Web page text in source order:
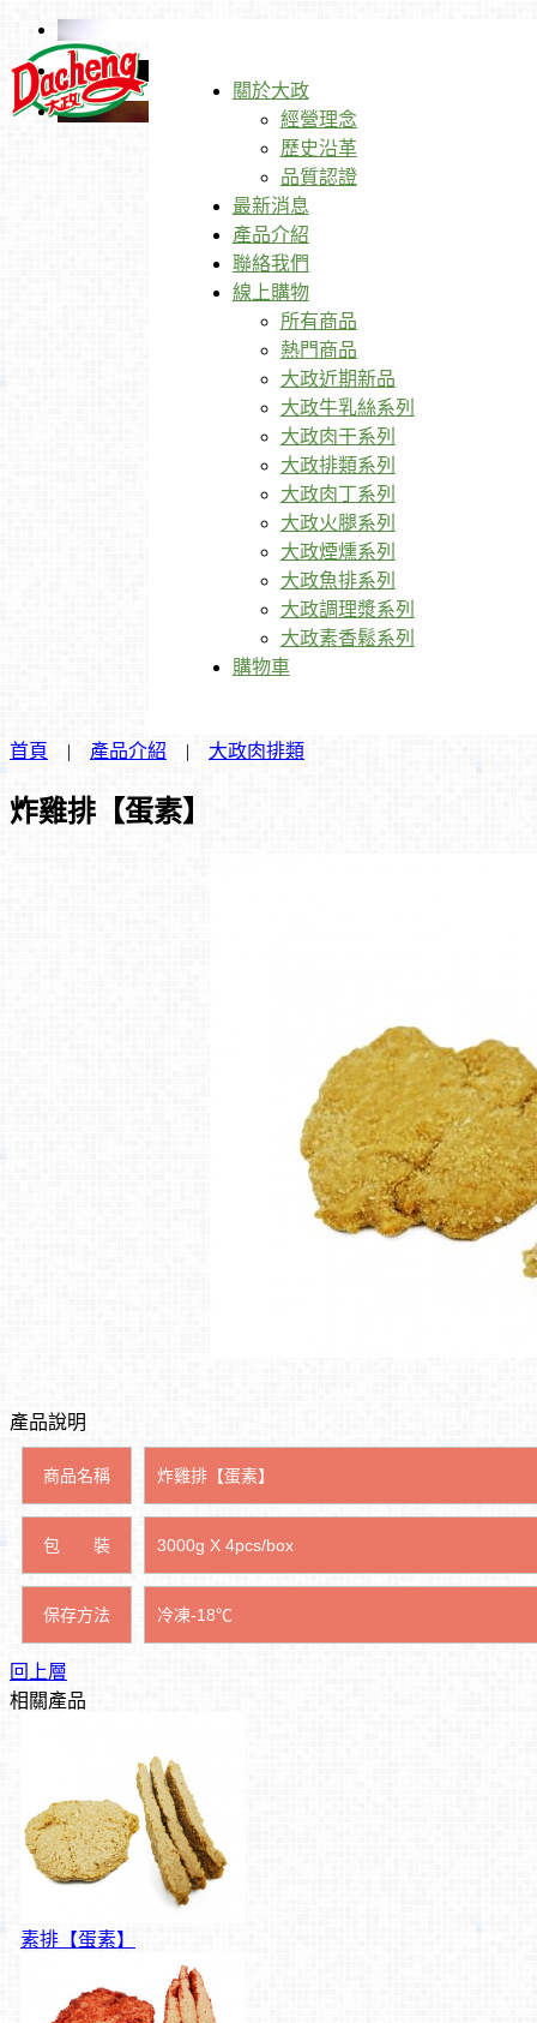
關於大政
經營理念
歷史沿革
品質認證
最新消息
產品介紹
聯絡我們
線上購物
所有商品
熱門商品
大政近期新品
大政牛乳絲系列
大政肉干系列
大政排類系列
大政肉丁系列
大政火腿系列
大政煙燻系列
大政魚排系列
大政調理漿系列
大政素香鬆系列
購物車
首頁 | 產品介紹 | 大政肉排類
炸雞排【蛋素】
產品說明
商品名稱 炸雞排【蛋素】
包 裝 3000g X 4pcs/box
保存方法 冷凍-18℃
回上層
相關產品
素排【蛋素】